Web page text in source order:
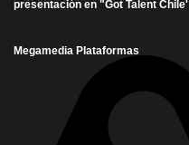
presentación en "Got Talent Chile'
Megamedia Plataformas